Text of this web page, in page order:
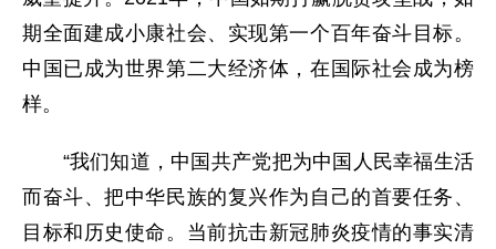
期全面建成小康社会、实现第一个百年奋斗目标。
中国已成为世界第二大经济体，在国际社会成为榜
样。
“我们知道，中国共产党把为中国人民幸福生活
而奋斗、把中华民族的复兴作为自己的首要任务、
目标和历史使命。当前抗击新冠肺炎疫情的事实清